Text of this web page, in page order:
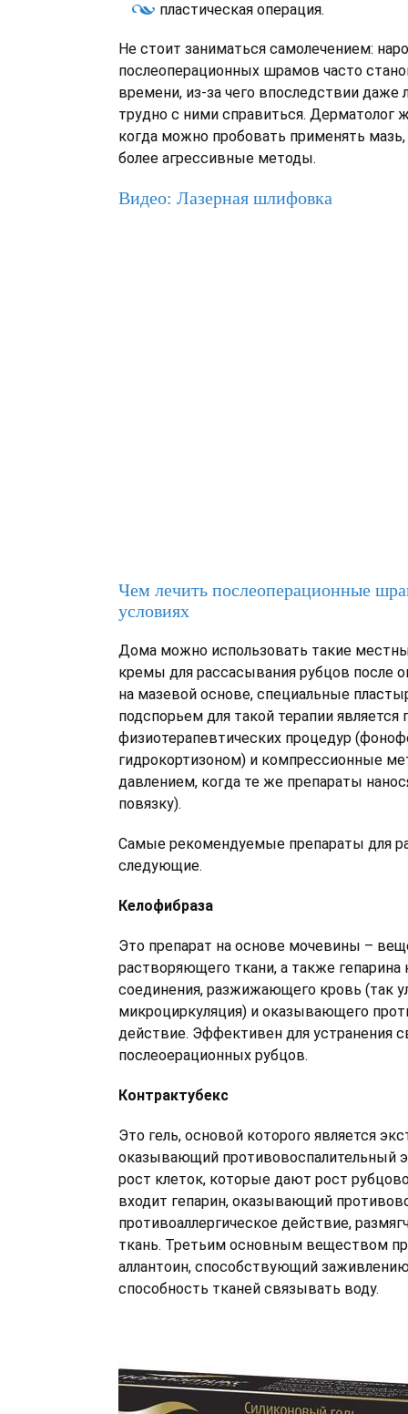
пластическая операция.
Не стоит заниматься самолечением:
послеоперационных шрамов часто
времени, из-за чего впоследствии даже
трудно с ними справиться. Дерматолог
когда можно пробовать применять
более агрессивные методы.
Видео: Лазерная шлифовка
Чем лечить послеоперационные
условиях
Дома можно использовать такие
кремы для рассасывания рубцов после
на мазевой основе, специальные
подспорьем для такой терапии является
физиотерапевтических процедур
гидрокортизоном) и компрессионные
давлением, когда те же препараты
повязку).
Самые рекомендуемые препараты для
следующие.
Келофибраза
Это препарат на основе мочевины –
растворяющего ткани, а также гепарина
соединения, разжижающего кровь (так
микроциркуляция) и оказывающего
действие. Эффективен для устранения
послеоерационных рубцов.
Контрактубекс
Это гель, основой которого является
оказывающий противовоспалительный
рост клеток, которые дают рост
входит гепарин, оказывающий
противоаллергическое действие,
ткань. Третьим основным веществом
аллантоин, способствующий
способность тканей связывать воду.